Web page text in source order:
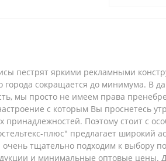
пестрят яркими рекламными
сокращается до минимума. В
мы просто не имеем права
с которым Вы проснетесь
Поэтому стоит с
плюс" предлагает широкий
тщательно подходим к выбору
и минимальные оптовые цены.